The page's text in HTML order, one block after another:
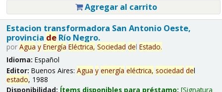
Agregar al carrito
Estacion transformadora San Antonio Oeste,
provincia deRío Negro.
por Agua y Energía Eléctrica, Sociedad del Estado.
Idioma: Español
Editor: Buenos Aires: Agua y energía eléctrica, sociedad del
estado, 1988
Disponibilidad: Ítems disponibles para préstamo: Signatura